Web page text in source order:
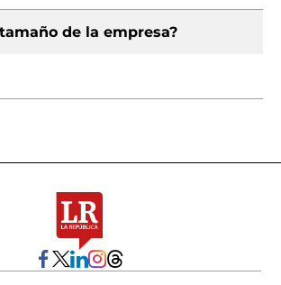
de la empresa?